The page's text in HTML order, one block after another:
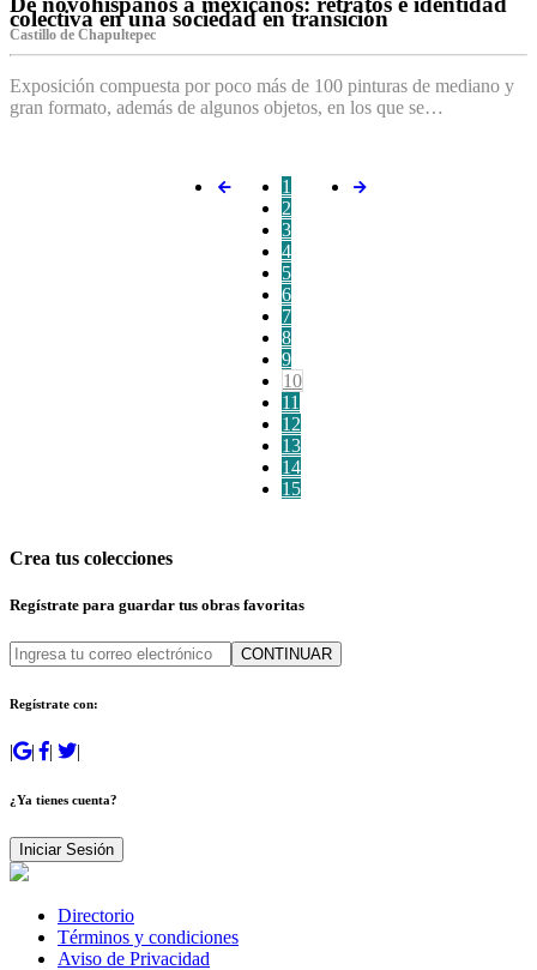
colectiva en una sociedad en transición
Castillo de Chapultepec
Exposición compuesta por poco más de 100 pinturas de mediano y
gran formato, además de algunos objetos, en los que se…
1
2
3
4
5
6
7
8
9
10
11
12
13
14
15
Crea tus colecciones
Regístrate para guardar tus obras favoritas
CONTINUAR
Regístrate con:
| | | |
¿Ya tienes cuenta?
Iniciar Sesión
Directorio
Términos y condiciones
Aviso de Privacidad